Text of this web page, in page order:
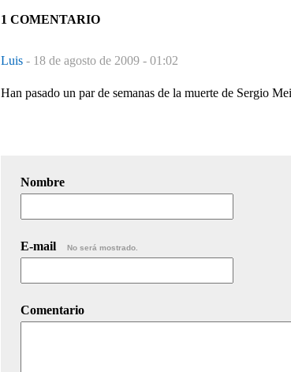
1 COMENTARIO
Luis - 18 de agosto de 2009 - 01:02
Han pasado un par de semanas de la muerte de Sergio
Nombre
E-mail No será mostrado.
Comentario